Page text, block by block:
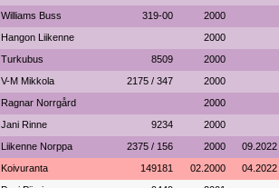
Williams Buss 319-00 2000
Hangon Liikenne 2000
Turkubus 8509 2000
V-M Mikkola 2175 / 347 2000
Ragnar Norrgård 2000
Jani Rinne 9234 2000
Liikenne Norppa 2375 / 156 2000 09.2022
Koivuranta 149181 02.2000 04.2022